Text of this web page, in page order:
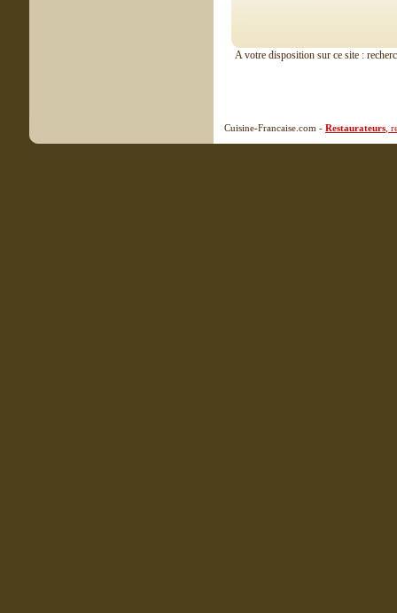
A votre disposition sur ce site :
Cuisine-Francaise.com - Restaurateurs ,